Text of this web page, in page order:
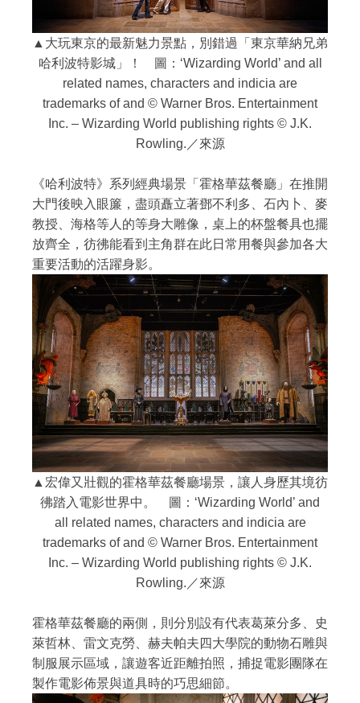
▲大玩東京的最新魅力景點，別錯過「東京華納兄弟
哈利波特影城」！ 圖：‘Wizarding World’ and all
related names, characters and indicia are
trademarks of and © Warner Bros. Entertainment
Inc. – Wizarding World publishing rights © J.K.
Rowling.／來源
《哈利波特》系列經典場景「霍格華茲餐廳」在推開
大門後映入眼簾，盡頭矗立著鄧不利多、石內卜、麥
教授、海格等人的等身大雕像，桌上的杯盤餐具也擺
放齊全，彷彿能看到主角群在此日常用餐與參加各大
重要活動的活躍身影。
▲宏偉又壯觀的霍格華茲餐廳場景，讓人身歷其境彷
彿踏入電影世界中。 圖：‘Wizarding World’ and
all related names, characters and indicia are
trademarks of and © Warner Bros. Entertainment
Inc. – Wizarding World publishing rights © J.K.
Rowling.／來源
霍格華茲餐廳的兩側，則分別設有代表葛萊分多、史
萊哲林、雷文克勞、赫夫帕夫四大學院的動物石雕與
制服展示區域，讓遊客近距離拍照，捕捉電影團隊在
製作電影佈景與道具時的巧思細節。